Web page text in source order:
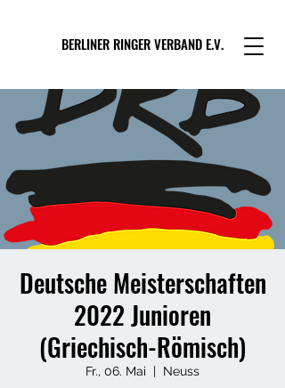
BERLINER RINGER VERBAND E.V.
Deutsche Meisterschaften
2022 Junioren
(Griechisch-Römisch)
Fr., 06. Mai
  |
Neuss